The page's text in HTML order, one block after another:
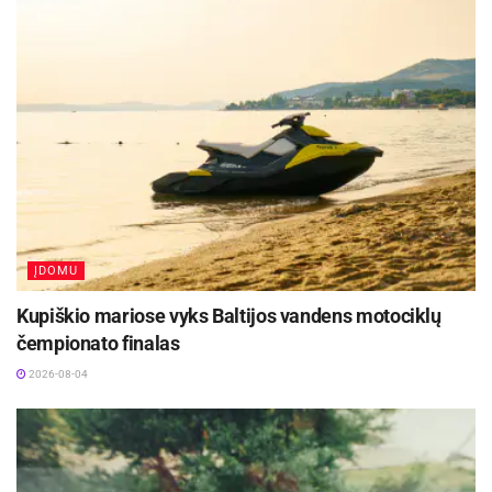
padėti vaikui, kad būtų išvengiama sveikatos
Pradinių klasių mokiniai mėgsta į kuprinę prisidėti
vadovėlių, kurių nereikės kitai dienai, ar netgi prisidėti
nereikalingų, bet sunkių daiktų. Tad tėvai turėtų padėti
mokyklinukui susikrauti knygas ir pasirūpinti, kad
kuprinėje nebūtų nereikalingų nešulių.
Mažesnio amžiaus vaikams reikėtų rinkti kuprines su
„anatomine/ortopedine“ nugarėle, kurios neapkrauna
stuburo, tolygiai paskirsto tenkantį krūvį.
Diržų ilgis turi būti reguliuojamas, kad vaikas pats
galėtų užsidėti kuprinę ant pečių, pernelyg daug
neužlauždamas rankų. Diržai turi būti du – platūs ir
paminkštinti, ne siauresni kaip 3,5 cm, nes tai padeda
ĮDOMU
Kupiškio mariose vyks Baltijos vandens motociklų
čempionato finalas
2026-08-04